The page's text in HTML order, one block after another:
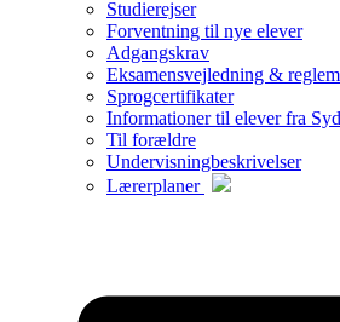
Studierejser
Forventning til nye elever
Adgangskrav
Eksamensvejledning &
Sprogcertifikater
Informationer til elever fra
Til forældre
Undervisningbeskrivelser
Lærerplaner